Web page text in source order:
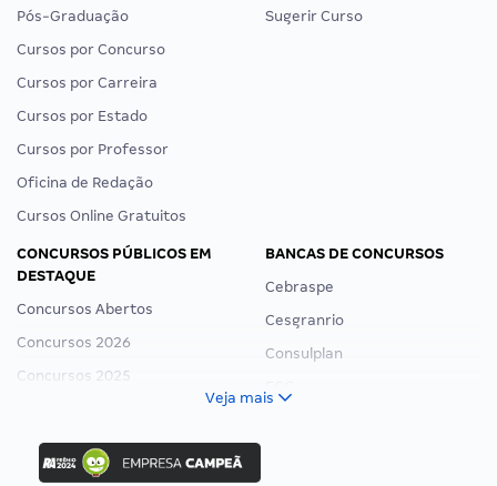
Pós-Graduação
Cursos por Concurso
Cursos por Carreira
Cursos por Estado
Cursos por Professor
Oficina de Redação
Cursos Online Gratuitos
Sugerir Curso
CONCURSOS PÚBLICOS EM
DESTAQUE
Concursos Abertos
Concursos 2026
Concursos 2025
Concurso Ibama
Concurso MPU
BANCAS DE CONCURSOS
Cebraspe
Cesgranrio
Consulplan
Veja mais